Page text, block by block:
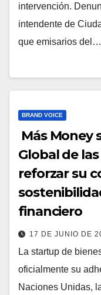
intervención.
intendente de
que emisarios del…
BRAND VOICE
Más Money
Global de
reforzar su
financiero
17 DE JUNIO DE
La startup de
oficialmente su
Naciones Unidas,